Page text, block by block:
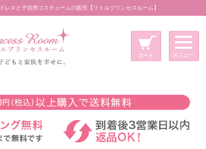
レスと子供用コスチュームの販売【リトルプリンセスルーム】
新規会員登録
マイページ
カート